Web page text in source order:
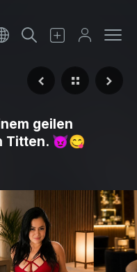
geilen
Titten. 😈😋